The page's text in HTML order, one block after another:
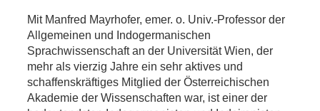
Mit Manfred Mayrhofer, emer. o. Univ.-Professor der
Allgemeinen und Indogermanischen
Sprachwissenschaft an der Universität Wien, der
mehr als vierzig Jahre ein sehr aktives und
schaffenskräftiges Mitglied der Österreichischen
Akademie der Wissenschaften war, ist einer der